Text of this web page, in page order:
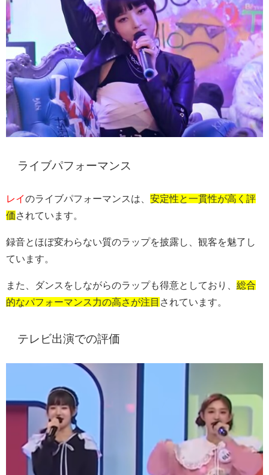
ライブパフォーマンス
レイのライブパフォーマンスは、 安定性と一貫性が高く評
価されています。
録音とほぼ変わらない質のラップを披露し、観客を魅了し
ています。
また、ダンスをしながらのラップも得意としており、 総合
的なパフォーマンス力の高さが注目 されています。
テレビ出演での評価